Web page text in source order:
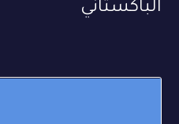
الباكستاني